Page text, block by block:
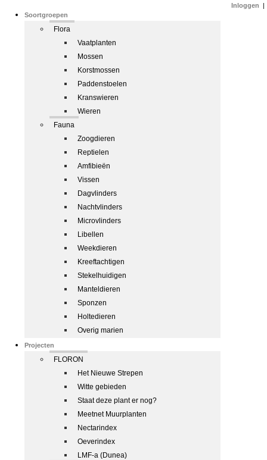
Soortgroepen
Flora
Vaatplanten
Mossen
Korstmossen
Paddenstoelen
Kranswieren
Wieren
Fauna
Zoogdieren
Reptielen
Amfibieën
Vissen
Dagvlinders
Nachtvlinders
Microvlinders
Libellen
Weekdieren
Kreeftachtigen
Stekelhuidigen
Manteldieren
Sponzen
Holtedieren
Overig marien
Projecten
FLORON
Het Nieuwe Strepen
Witte gebieden
Staat deze plant er nog?
Meetnet Muurplanten
Nectarindex
Oeverindex
LMF-a (Dunea)
Inloggen |